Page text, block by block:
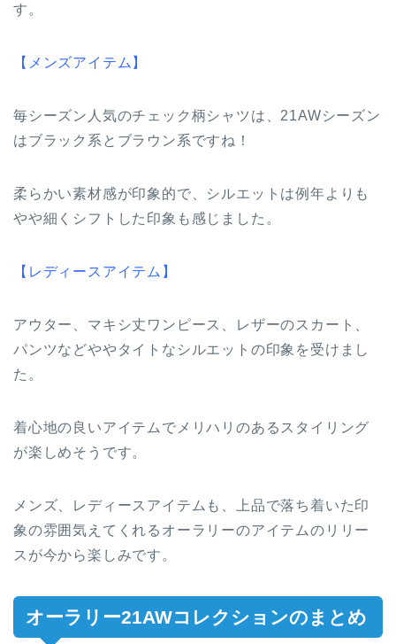
す。
【メンズアイテム】
毎シーズン人気のチェック柄シャツは、21AWシーズン
はブラック系とブラウン系ですね！
柔らかい素材感が印象的で、シルエットは例年よりも
やや細くシフトした印象も感じました。
【レディースアイテム】
アウター、マキシ丈ワンピース、レザーのスカート、
パンツなどややタイトなシルエットの印象を受けまし
た。
着心地の良いアイテムでメリハリのあるスタイリング
が楽しめそうです。
メンズ、レディースアイテムも、上品で落ち着いた印
象の雰囲気えてくれるオーラリーのアイテムのリリー
スが今から楽しみです。
オーラリー21AWコレクションのまとめ